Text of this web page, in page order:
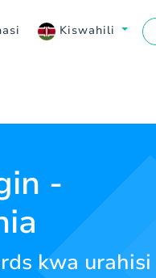
Kiswahili
-
kwa urahisi